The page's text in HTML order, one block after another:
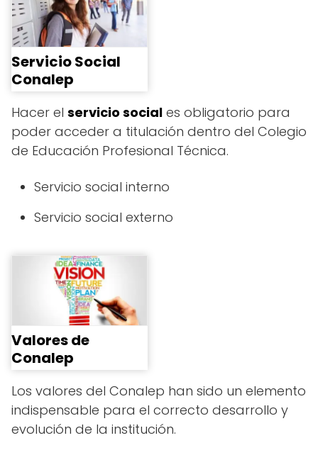
Servicio Social
Conalep
Hacer el servicio social es obligatorio para
poder acceder a titulación dentro del Colegio
de Educación Profesional Técnica.
Servicio social interno
Servicio social externo
Valores de
Conalep
Los valores del Conalep han sido un elemento
indispensable para el correcto desarrollo y
evolución de la institución.